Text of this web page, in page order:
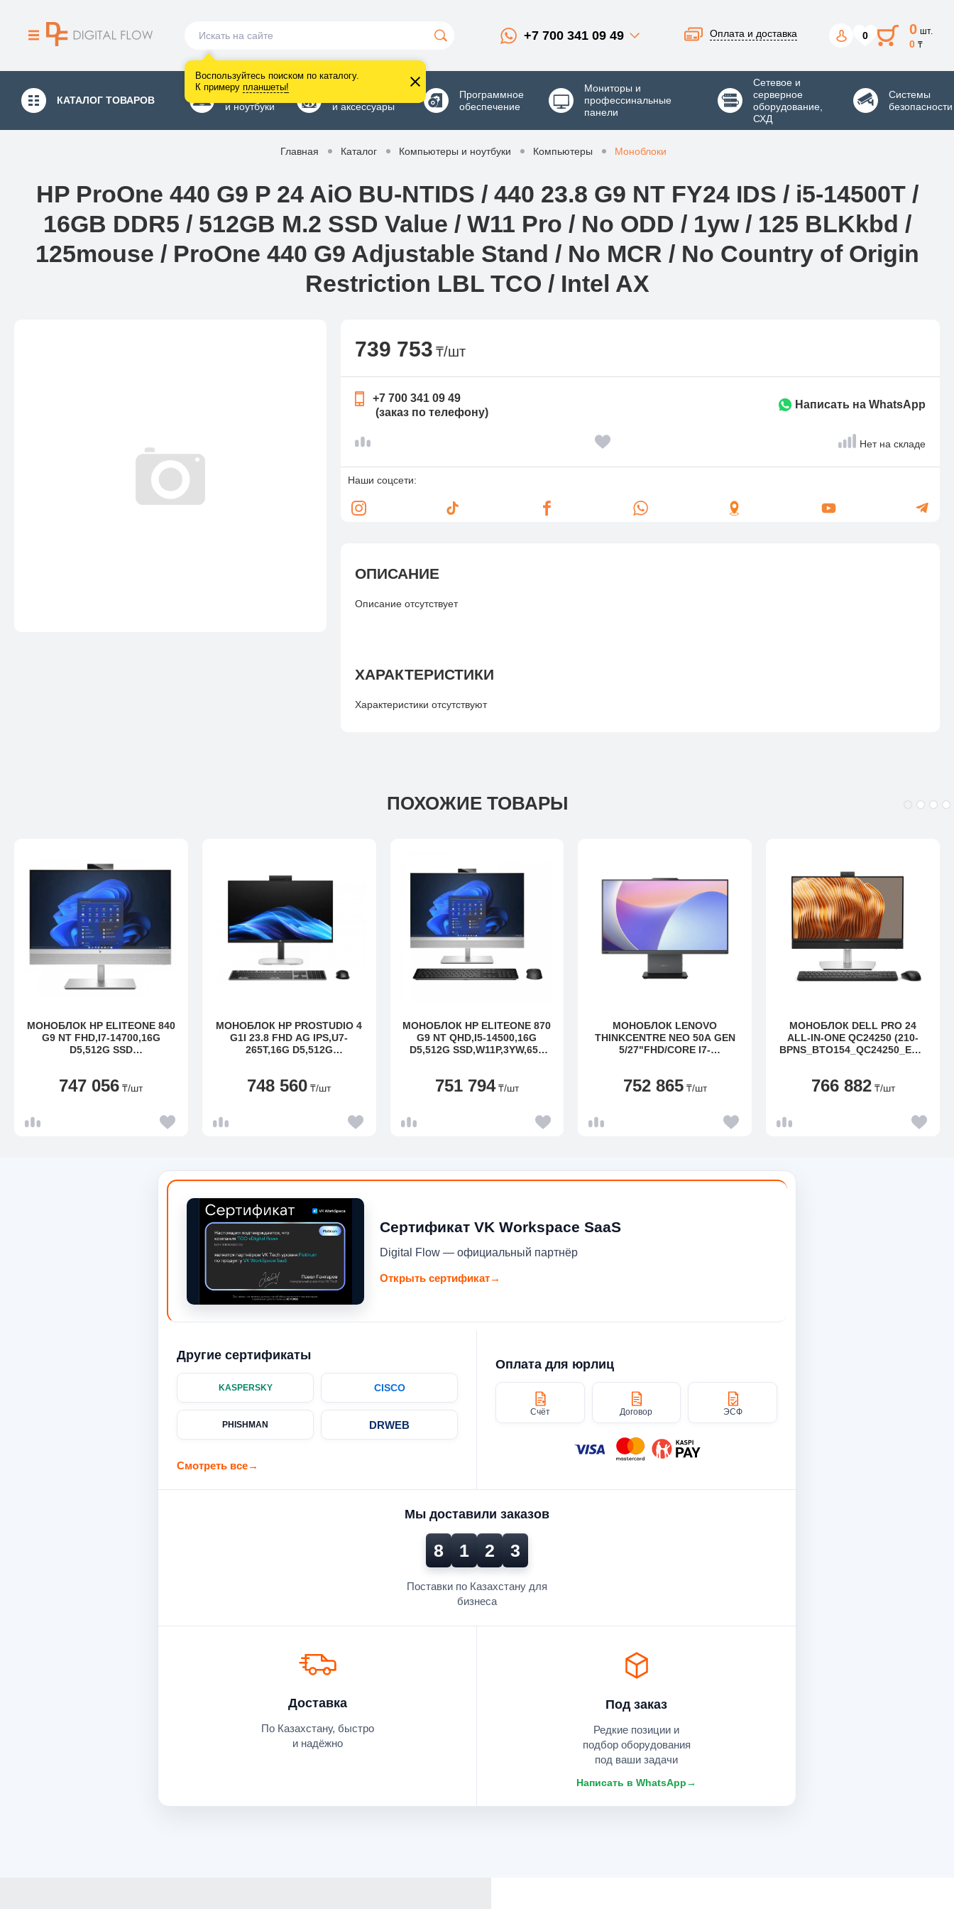
Воспользуйтесь поиском по каталогу.
К примеру планшеты!
+7 700 341 09 49 Оплата и доставка 0 0 шт.
0 ₸
КАТАЛОГ ТОВАРОВ
Компьютеры
и ноутбуки
и аксессуары
Программное
обеспечение
Мониторы и
профессинальные
панели
Сетевое и
серверное
оборудование,
СХД
Системы
безопасности
Главная Каталог Компьютеры и ноутбуки Компьютеры Моноблоки
HP ProOne 440 G9 P 24 AiO BU-NTIDS / 440 23.8 G9 NT FY24 IDS / i5-14500T /
16GB DDR5 / 512GB M.2 SSD Value / W11 Pro / No ODD / 1yw / 125 BLKkbd /
125mouse / ProOne 440 G9 Adjustable Stand / No MCR / No Country of Origin
Restriction LBL TCO / Intel AX
ОПИСАНИЕ
Описание отсутствует
ХАРАКТЕРИСТИКИ
Характеристики отсутствуют
739 753 ₸/шт
+7 700 341 09 49
(заказ по телефону)
Написать на WhatsApp
Нет на складе
Наши соцсети:
ПОХОЖИЕ ТОВАРЫ
МОНОБЛОК HP ELITEONE 840
G9 NT FHD,I7-14700,16G
D5,512G SSD
VPRO+BT5.3
747 056 ₸/шт
МОНОБЛОК HP PROSTUDIO 4
G1I 23.8 FHD AG IPS,U7-
265T,16G D5,512G
748 560 ₸/шт
МОНОБЛОК HP ELITEONE 870
G9 NT QHD,I5-14500,16G
D5,512G SSD,W11P,3YW,655
751 794 ₸/шт
МОНОБЛОК LENOVO
THINKCENTRE NEO 50A GEN
5/27"FHD/CORE I7-
752 865 ₸/шт
МОНОБЛОК DELL PRO 24
ALL-IN-ONE QC24250 (210-
BPNS_BTO154_QC24250_EME
766 882 ₸/шт
Сертификат VK Workspace SaaS
Digital Flow — официальный партнёр
Открыть сертификат→
Другие сертификаты
KASPERSKY CISCO
PHISHMAN DRWEB
Смотреть все→
Оплата для юрлиц
Счёт Договор ЭСФ
Мы доставили заказов
8 1 2 3
Поставки по Казахстану для
бизнеса
Под заказ
Редкие позиции и
подбор оборудования
под ваши задачи
Написать в WhatsApp→
Доставка
По Казахстану, быстро
и надёжно